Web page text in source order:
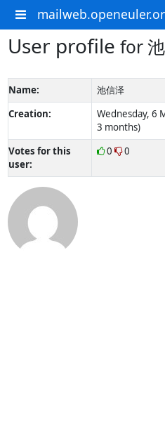
User profile for
Name:
池信泽
Creation:
Wednesday, 6
3 months)
Votes for this
user:
0 0